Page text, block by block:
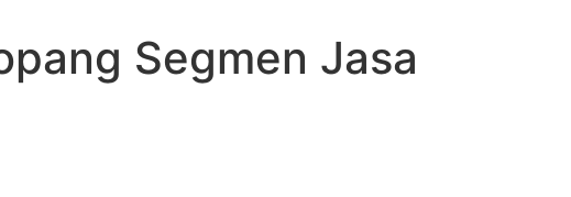
Segmen Jasa